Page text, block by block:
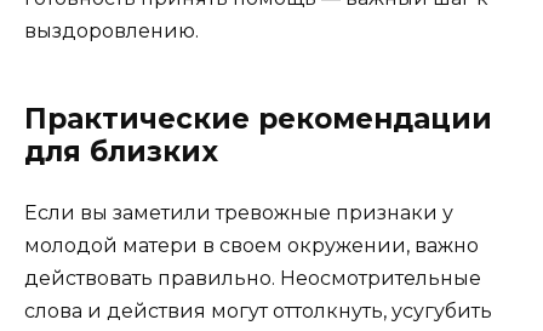
выздоровлению.
Практические рекомендации
для близких
Если вы заметили тревожные признаки у
молодой матери в своем окружении, важно
действовать правильно. Неосмотрительные
слова и действия могут оттолкнуть, усугубить